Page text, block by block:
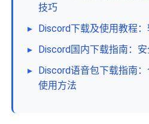
技巧
▸ Discord下载及使用教程
▸ Discord国内下载指南：
▸ Discord语音包下载指南
使用方法